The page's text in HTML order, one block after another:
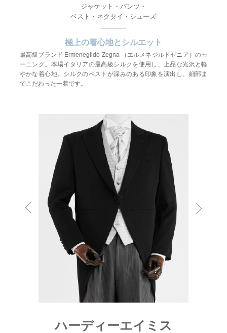
ジャケット・パンツ・
ベスト・ネクタイ・シューズ
極上の着心地とシルエット
最高級ブランド Ermenegildo Zegna （エルメネジルドゼニア）のモ
ーニング。本場イタリアの最高級シルクを使用し、上品な光沢と軽
やかな着心地。シルクのベストが深みのある印象を演出し、細部ま
でこだわった一着です。
ハーディーエイミス